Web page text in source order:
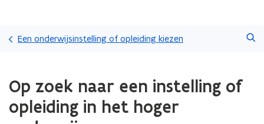
en
naar
gaan
Een onderwijsinstelling of opleiding kiezen
met
laden.
bevindt
Op zoek naar een instelling of
opleiding in het hoger